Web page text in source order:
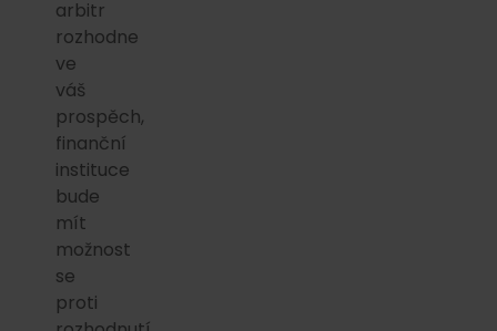
arbitr
rozhodne
ve
váš
prospěch,
finanční
instituce
bude
mít
možnost
se
proti